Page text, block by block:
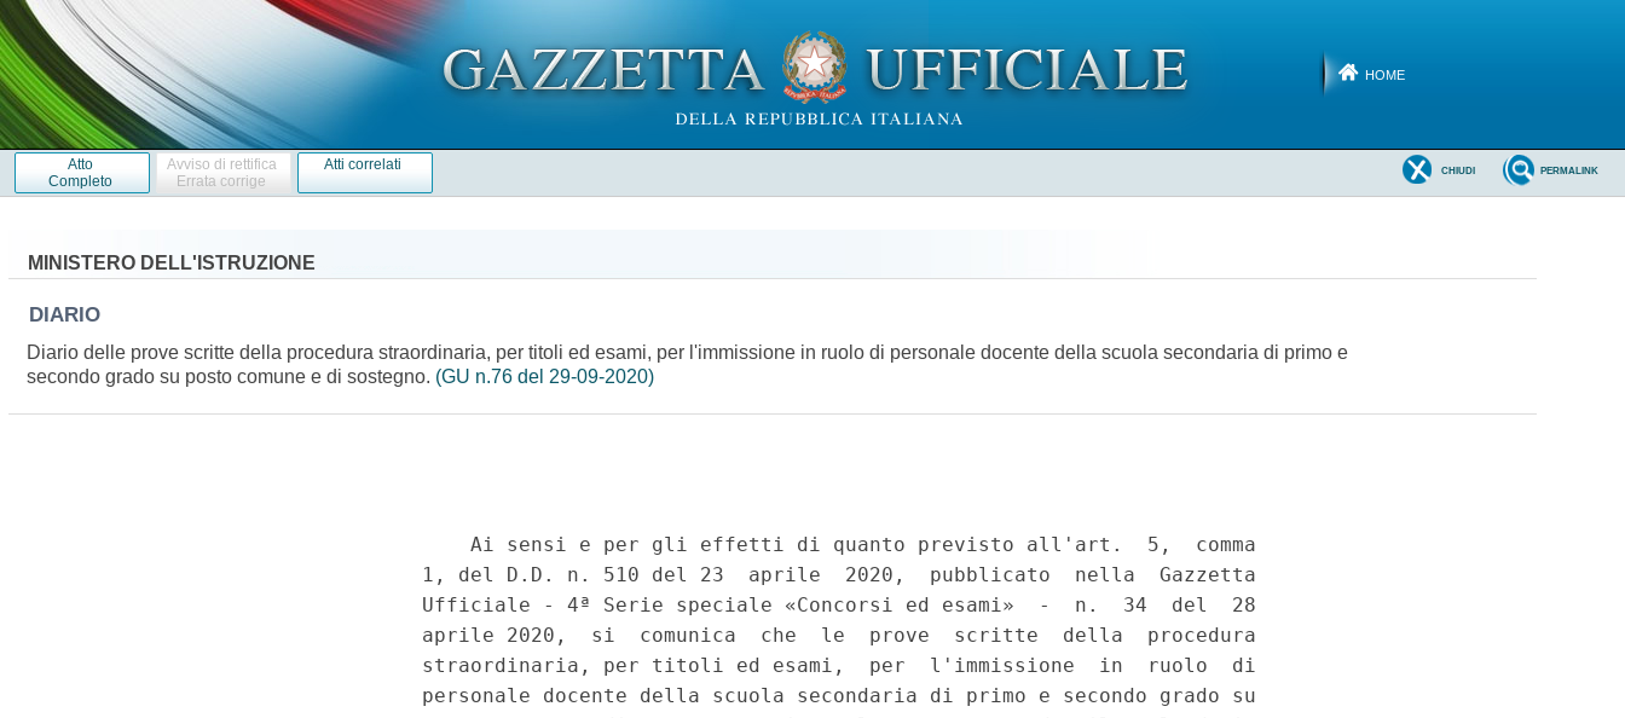
HOME
Atto
Completo
Avviso di rettifica
Errata corrige
Atti correlati PERMALINK
CHIUDI
MINISTERO DELL'ISTRUZIONE
DIARIO
Diario delle prove scritte della procedura straordinaria, per titoli ed esami, per l'immissione in ruolo di personale docente della scuola secondaria di primo e
secondo grado su posto comune e di sostegno. (GU n.76 del 29-09-2020)